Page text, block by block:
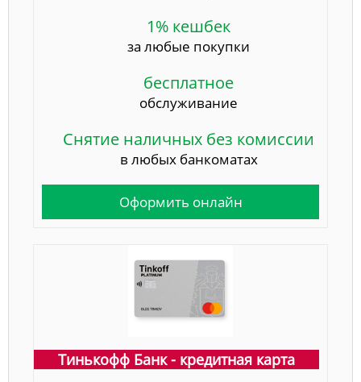
1% кешбек
за любые покупки
бесплатное
обслуживание
Снятие наличных без комиссии
в любых банкоматах
Оформить онлайн
Тинькофф Банк - кредитная карта